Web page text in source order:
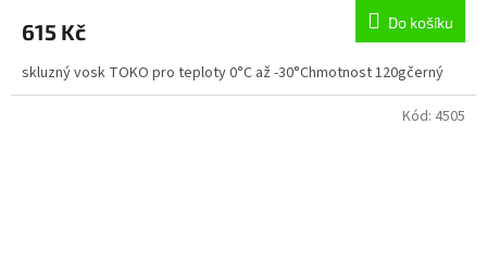
615 Kč Do košíku
skluzný vosk TOKO pro teploty 0°C až -30°Chmotnost 120gčerný
Kód: 4505